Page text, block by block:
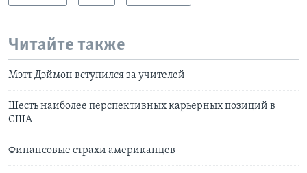
Читайте также
Мэтт Дэймон вступился за учителей
Шесть наиболее перспективных карьерных позиций в
США
Финансовые страхи американцев